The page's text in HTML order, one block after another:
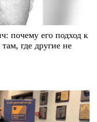
почему его подход к
где другие не